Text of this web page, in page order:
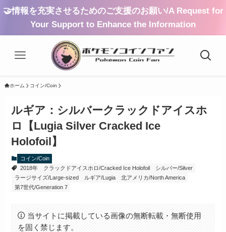
🤝情報を充実させるためのご支援のお願い/A Request for
Your Support to Enhance the Information
ホーム コイン/Coin
ルギア：シルバークラックドアイスホ
ロ【Lugia Silver Cracked Ice
Holofoil】
コイン/Coin
2018年
クラックドアイスホロ/Cracked Ice Holofoil
シルバー/Silver
ラージサイズ/Large-sized
ルギア/Lugia
北アメリカ/North America
第7世代/Generation 7
当サイトに掲載している画像の無断転載・無断使用
を固く禁じます。